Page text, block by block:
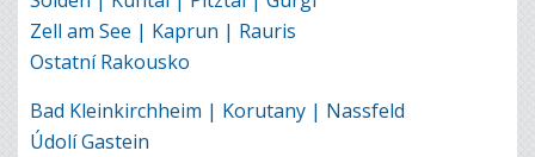
Zell am See | Kaprun | Rauris
Ostatní Rakousko
Bad Kleinkirchheim | Korutany | Nassfeld
Údolí Gastein